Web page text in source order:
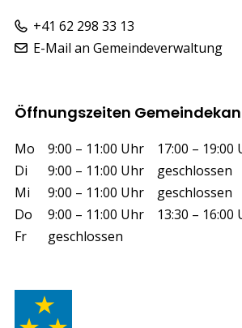
+41 62 298 33 13
E-Mail an Gemeindeverwaltung
Öffnungszeiten
Wochentag Vormittag Nachmittag
Mo 9:00 – 11:00 Uhr
17:00 – 19:00
Di
9:00 – 11:00 Uhr
geschlossen
Mi
9:00 – 11:00 Uhr
geschlossen
Do
9:00 – 11:00 Uhr
13:30 – 16:00
Fr
geschlossen